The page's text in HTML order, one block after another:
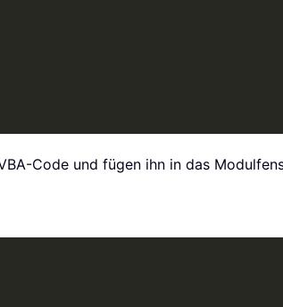
Code und fügen ihn in das